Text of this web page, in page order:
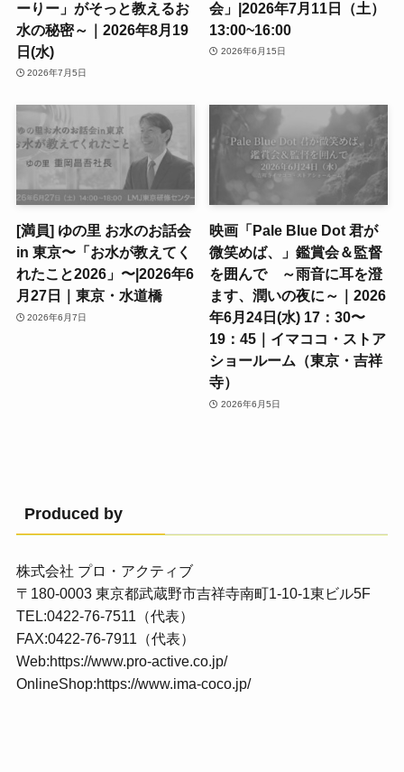
ーりー」がそっと教えるお
水の秘密～｜2026年8月19
日(水)
2026年7月5日
会」|2026年7月11日（土）
13:00~16:00
2026年6月15日
[満員] ゆの里 お水のお話会
in 東京〜「お水が教えてく
れたこと2026」〜|2026年6
月27日｜東京・水道橋
2026年6月7日
映画「Pale Blue Dot 君が
微笑めば、」鑑賞会＆監督
を囲んで ～雨音に耳を澄
ます、潤いの夜に～｜2026
年6月24日(水) 17：30〜
19：45｜イマココ・ストア
ショールーム（東京・吉祥
寺）
2026年6月5日
Produced by
株式会社 プロ・アクティブ
〒180-0003 東京都武蔵野市吉祥寺南町1-10-1東ビル5F
TEL:0422-76-7511（代表）
FAX:0422-76-7911（代表）
Web:https://www.pro-active.co.jp/
OnlineShop:https://www.ima-coco.jp/